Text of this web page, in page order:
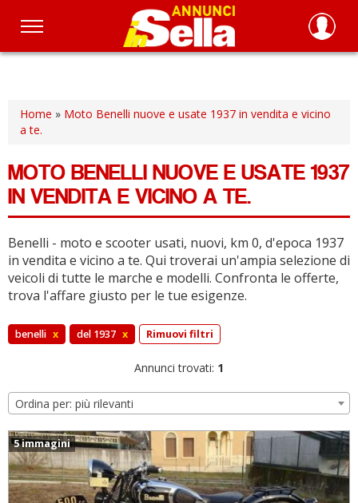
Salta
principale
Home » Moto Benelli nuove e usate 1937 in vendita e vicino
a te.
MOTO BENELLI NUOVE E USATE 1937
IN VENDITA E VICINO A TE.
Benelli - moto e scooter usati, nuovi, km 0, d'epoca 1937
in vendita e vicino a te. Qui troverai un'ampia selezione di
veicoli di tutte le marche e modelli. Confronta le offerte,
trova l'affare giusto per le tue esigenze.
benelli x del 1937 x Rimuovi filtri
Annunci trovati: 1
Ordina per: più rilevanti
5 immagini